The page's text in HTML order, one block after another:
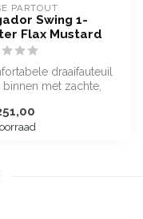
PARTOUT
Swing 1-
Flax Mustard
draaifauteuil
met zachte,